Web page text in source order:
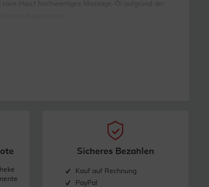
Hau,t hochwertiges Massage-Öl aufgrund der
Badewasser.
Sicheres Bezahlen
Kauf auf Rechnung
PayPal